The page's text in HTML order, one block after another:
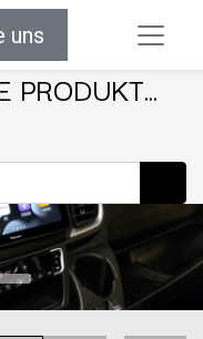
uns
PRODUKT...